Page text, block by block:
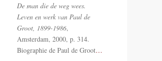
De man die de weg wees.
Leven en werk van Paul de
Groot, 1899-1986,
Amsterdam, 2000, p. 314.
Biographie de Paul de Groot…